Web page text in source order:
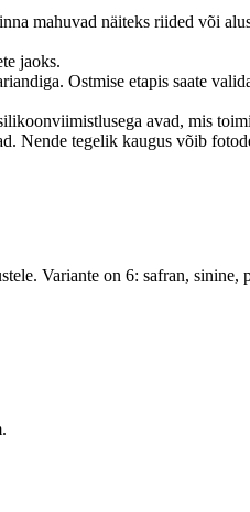
mahuvad näiteks riided või
jaoks.
Ostmise etapis saate
avad, mis
Nende tegelik kaugus võib
Variante on 6: safran, sinine,